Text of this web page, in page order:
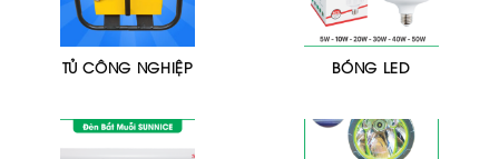
TỦ CÔNG NGHIỆP BÓNG LED